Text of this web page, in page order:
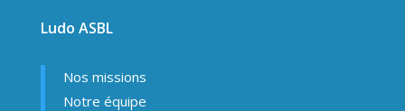
Ludo ASBL
Nos missions
Notre équipe